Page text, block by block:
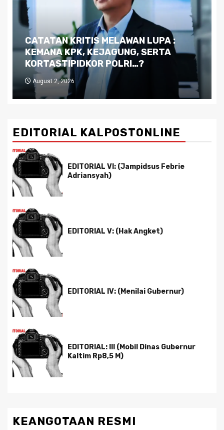
Dilema Kaltim di Tengah Krisis:
Kutukan Sumber Daya Alam dan
Pemimpin yang Tak Kreatif
July 29, 2026
EDITORIAL KALPOSTONLINE
EDITORIAL VI: (Jampidsus Febrie
Adriansyah)
EDITORIAL V: (Hak Angket)
EDITORIAL IV: (Menilai Gubernur)
EDITORIAL: III (Mobil Dinas Gubernur
Kaltim Rp8,5 M)
KEANGOTAAN RESMI